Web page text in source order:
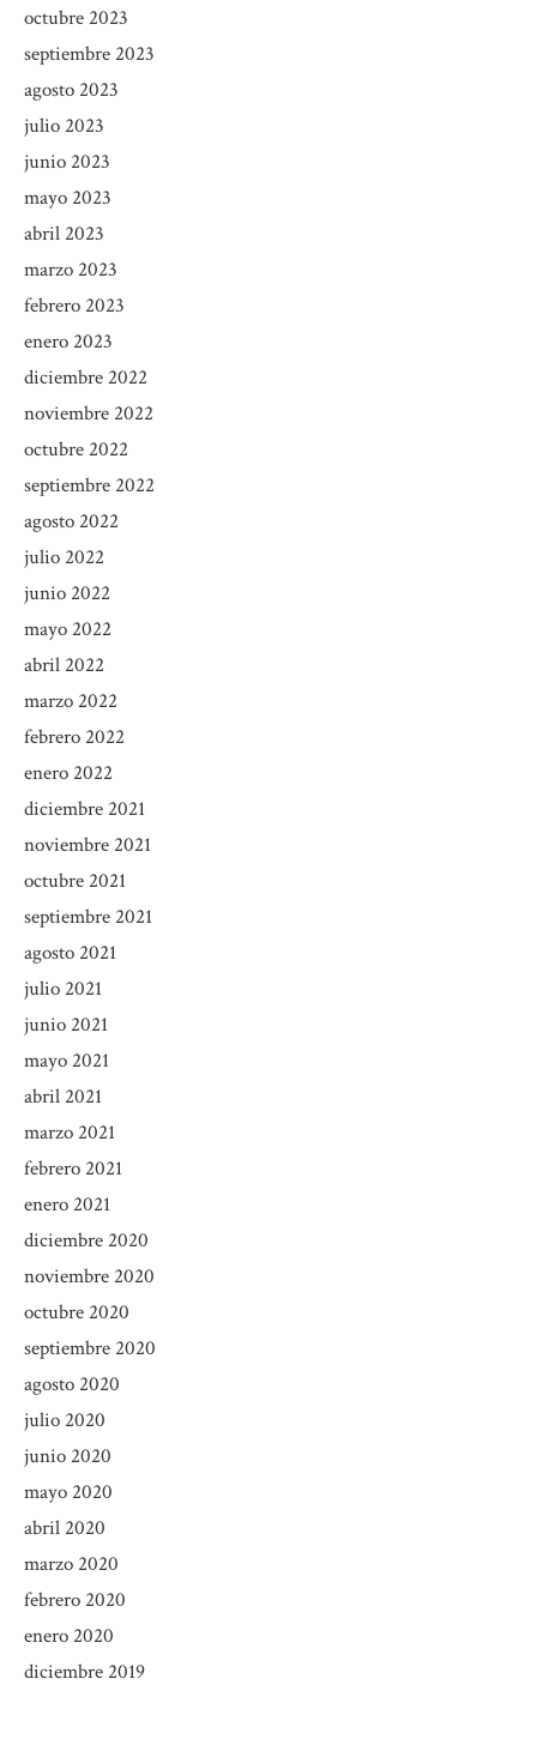
octubre 2023
septiembre 2023
agosto 2023
julio 2023
junio 2023
mayo 2023
abril 2023
marzo 2023
febrero 2023
enero 2023
diciembre 2022
noviembre 2022
octubre 2022
septiembre 2022
agosto 2022
julio 2022
junio 2022
mayo 2022
abril 2022
marzo 2022
febrero 2022
enero 2022
diciembre 2021
noviembre 2021
octubre 2021
septiembre 2021
agosto 2021
julio 2021
junio 2021
mayo 2021
abril 2021
marzo 2021
febrero 2021
enero 2021
diciembre 2020
noviembre 2020
octubre 2020
septiembre 2020
agosto 2020
julio 2020
junio 2020
mayo 2020
abril 2020
marzo 2020
febrero 2020
enero 2020
diciembre 2019